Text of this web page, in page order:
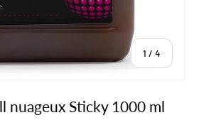
1 / de
4
nuageux Sticky 1000 ml